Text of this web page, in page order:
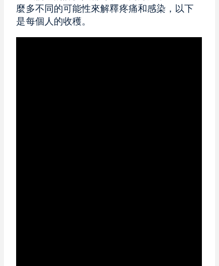
麼多不同的可能性來解釋疼痛和感染，以下
是每個人的收穫。